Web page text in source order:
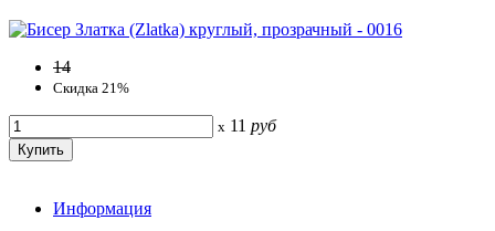
14
Скидка 21%
x 11 руб
Информация